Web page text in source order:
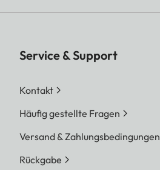
Service & Support
Kontakt
Häufig gestellte Fragen
Versand & Zahlungsbedingungen
Rückgabe